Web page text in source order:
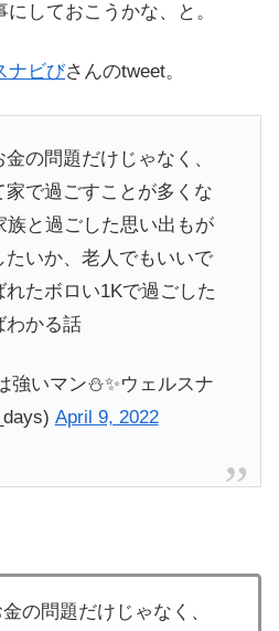
しておこうかな、と。
ナビびさんのtweet。
の問題だけじゃなく、
で過ごすことが多くな
族と過ごした思い出もが
いか、老人でもいいで
たボロい1Kで過ごした
わかる話
いマン⛄️✨ウェルスナ
April 9, 2022
の問題だけじゃなく、